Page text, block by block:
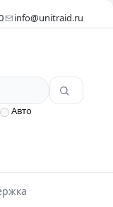
info@unitraid.ru
Авто